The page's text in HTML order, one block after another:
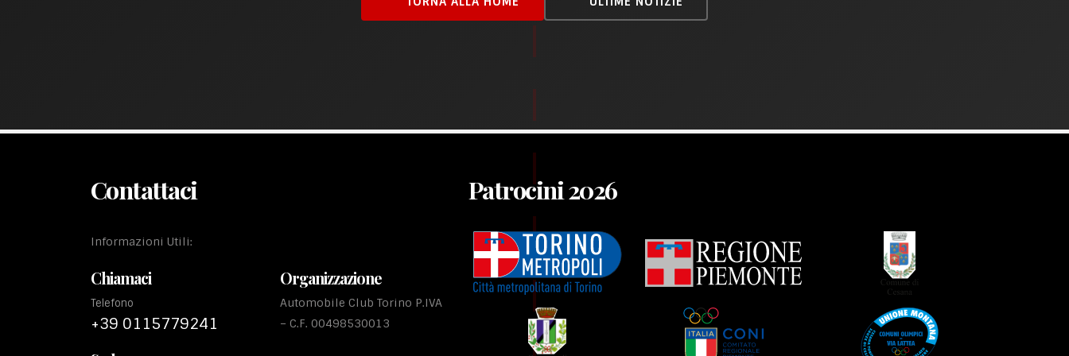
Contattaci Patrocini 2026
Informazioni Utili:
Chiamaci
Telefono
+39 0115779241
Organizzazione
Automobile Club Torino P.IVA
– C.F. 00498530013